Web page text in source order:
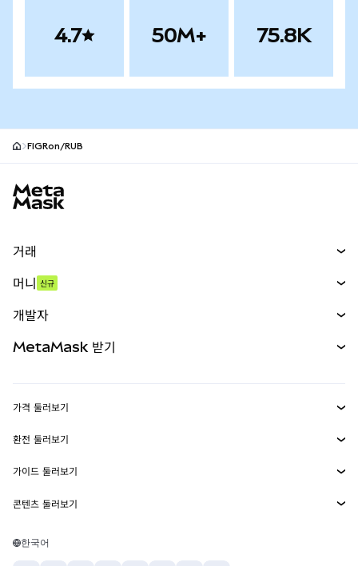
4.7 50M+ 75.8K
FIGRon/RUB
거래
무기한 선물
실물자산
머니 신규
개발자
MetaMask Connect
Snaps
웹3 서비스
MetaMask 받기
보안
고객 지원
채용
가격 둘러보기
이더리움 가격
솔라나 가격
테더 가격
환전 둘러보기
ETH를 USD로 환전
USDT를 INR로 환전
BTC를 INR로 환전
가이드 둘러보기
ETH 매수
콘텐츠 둘러보기
솔라나 지갑
한국어